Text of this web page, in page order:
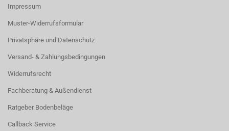
Impressum
Muster-Widerrufsformular
Privatsphäre und Datenschutz
Versand- & Zahlungsbedingungen
Widerrufsrecht
Fachberatung & Außendienst
Ratgeber Bodenbeläge
Callback Service